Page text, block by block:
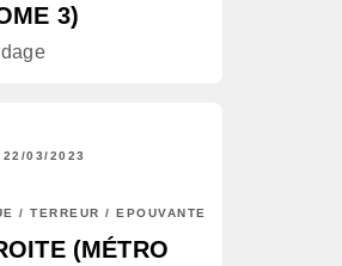
3)
22/03/2023
/ TERREUR / EPOUVANTE
(MÉTRO